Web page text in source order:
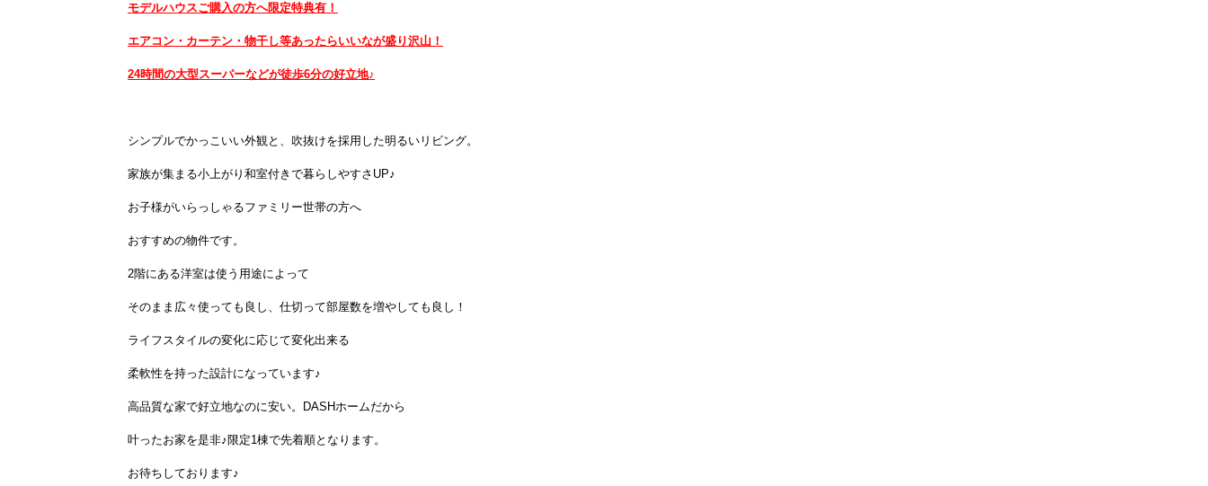
モデルハウスご購入の方へ限定特典有！
エアコン・カーテン・物干し等あったらいいなが盛り沢山！
24時間の大型スーパーなどが徒歩6分の好立地♪
シンプルでかっこいい外観と、吹抜けを採用した明るいリビング。
家族が集まる小上がり和室付きで暮らしやすさUP♪
お子様がいらっしゃるファミリー世帯の方へ
おすすめの物件です。
2階にある洋室は使う用途によって
そのまま広々使っても良し、仕切って部屋数を増やしても良し！
ライフスタイルの変化に応じて変化出来る
柔軟性を持った設計になっています♪
高品質な家で好立地なのに安い。DASHホームだから
叶ったお家を是非♪限定1棟で先着順となります。
お待ちしております♪